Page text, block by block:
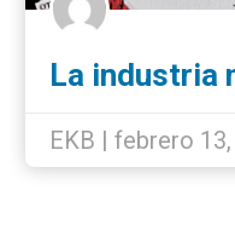
La industria
unidos
EKB | febrero